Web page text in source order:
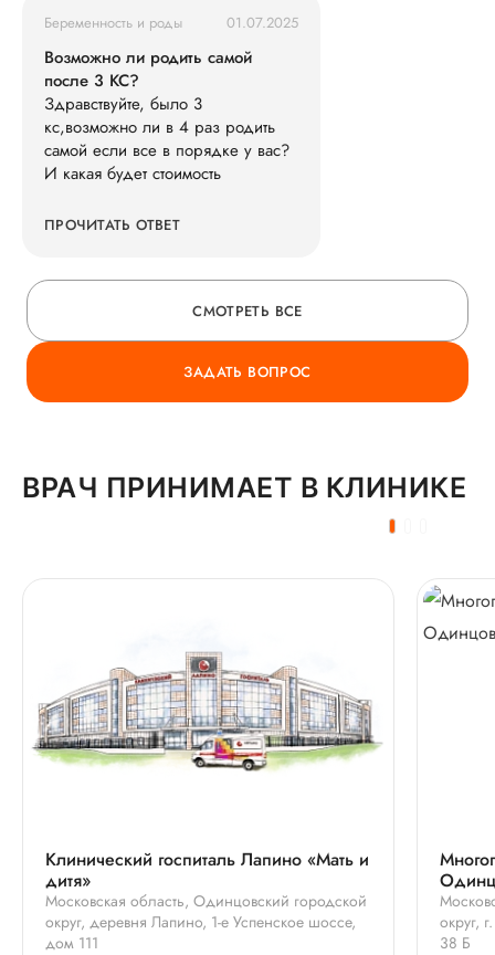
Беременность и роды 01.07.2025
Возможно ли родить самой
после 3 КС?
Здравствуйте, было 3
кс,возможно ли в 4 раз родить
самой если все в порядке у вас?
И какая будет стоимость
ПРОЧИТАТЬ ОТВЕТ
СМОТРЕТЬ ВСЕ
ЗАДАТЬ ВОПРОС
ВРАЧ ПРИНИМАЕТ В КЛИНИКЕ
Клинический госпиталь Лапино «Мать и
дитя»
Московская область, Одинцовский городской
округ, деревня Лапино, 1-е Успенское шоссе,
дом 111
округ,
38 Б